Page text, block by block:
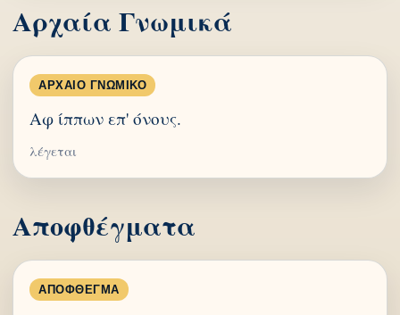
Αρχαία Γνωμικά
ΑΡΧΑΊΟ ΓΝΩΜΙΚΌ
Αφ ίππων επ' όνους.
λέγεται
Αποφθέγματα
ΑΠΌΦΘΕΓΜΑ